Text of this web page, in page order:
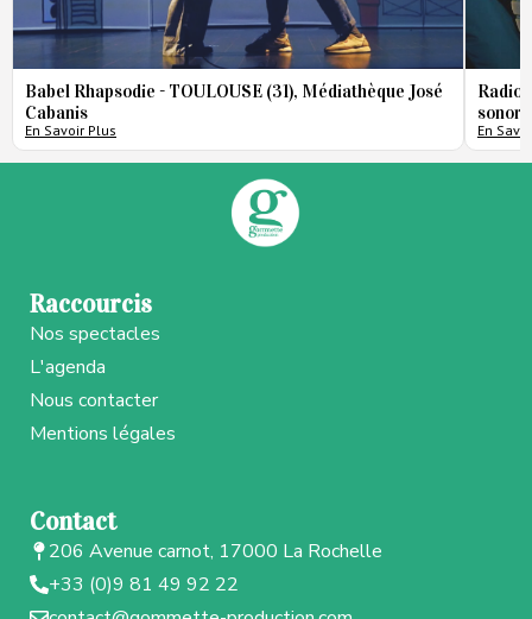
Babel Rhapsodie - TOULOUSE (31), Médiathèque José
Cabanis
En Savoir Plus
Radio
En
Raccourcis
Nos spectacles
L'agenda
Nous contacter
Mentions légales
Contact
206 Avenue carnot, 17000 La Rochelle
+33 (0)9 81 49 92 22